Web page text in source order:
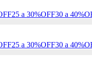
25 a 30%OFF30 a
25 a 30%OFF30 a